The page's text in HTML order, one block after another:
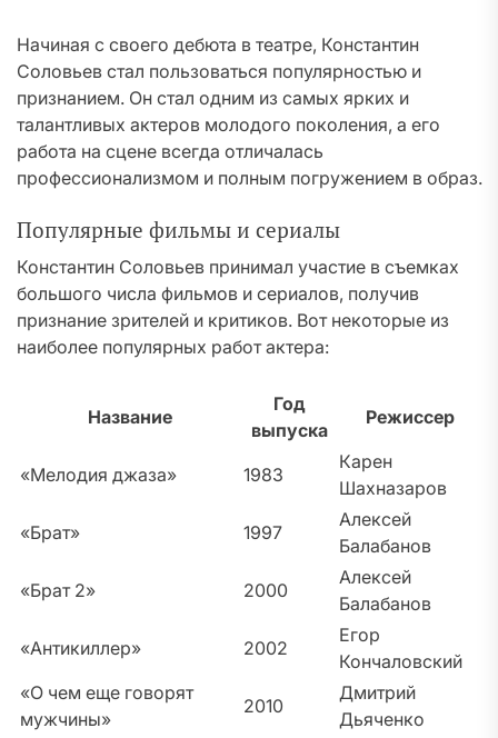
Начиная с своего дебюта в театре, Константин
Соловьев стал пользоваться популярностью и
признанием. Он стал одним из самых ярких и
талантливых актеров молодого поколения, а его
работа на сцене всегда отличалась
профессионализмом и полным погружением в образ.
Популярные фильмы и сериалы
Константин Соловьев принимал участие в съемках
большого числа фильмов и сериалов, получив
признание зрителей и критиков. Вот некоторые из
наиболее популярных работ актера:
Название
Год
выпуска
Режиссер
«Мелодия джаза» 1983
Карен
Шахназаров
«Брат»
1997
Алексей
Балабанов
«Брат 2»
2000
Алексей
Балабанов
«Антикиллер»
2002
Егор
Кончаловский
«О чем еще говорят
мужчины»
2010
Дмитрий
Дьяченко